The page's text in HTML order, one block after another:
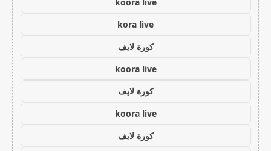
kora live
كورة لايف
koora live
كورة لايف
koora live
كورة لايف